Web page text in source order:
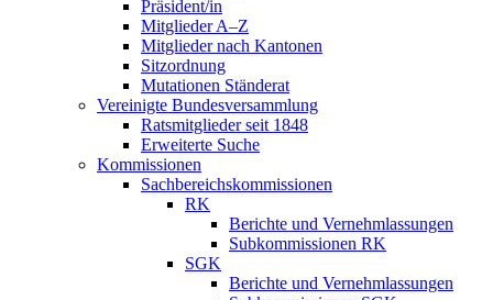
Präsident/in
Mitglieder A–Z
Mitglieder nach Kantonen
Sitzordnung
Mutationen Ständerat
Vereinigte Bundesversammlung
Ratsmitglieder seit 1848
Erweiterte Suche
Kommissionen
Sachbereichskommissionen
RK
Berichte und Vernehmlassungen
Subkommissionen RK
SGK
Berichte und Vernehmlassungen